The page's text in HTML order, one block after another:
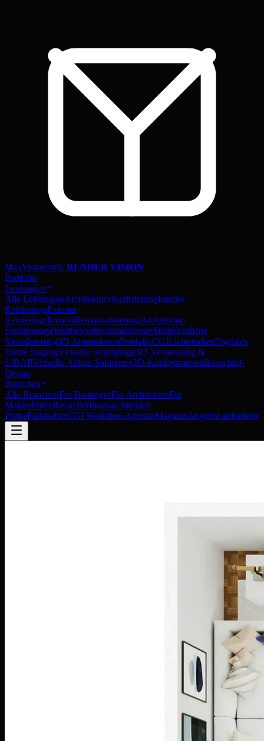
MaxVisionsWE RENDER VISION
Portfolio
Leistungen
Alle LeistungenArchitekturvisualisierungInterior
RenderingsExterior
RenderingsImmobilienvisualisierungArchitektur-
FotomontageWettbewerbsvisualisierungStädtebauliche
Visualisierung3D AnimationenProdukt-CGILichtstudienDigitales
Home StagingVirtuelle Rundgänge3D-Vermessung &
LiDARVirtuelle Altbau-Sanierung3D-KonfiguratorenBauschild-
Design
Branchen
Alle BranchenFür BauträgerFür ArchitektenFür
MaklerMöbelherstellerInnenarchitekten
PreiseFallstudienCGI WorkflowAgenturMagazinAngebot anfordern